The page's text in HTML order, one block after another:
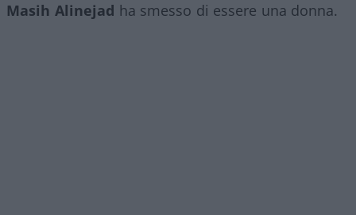
Masih Alinejad ha smesso di essere una donna.